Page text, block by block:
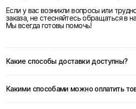
Если у вас возникли вопросы или
заказа, не стесняйтесь обращаться в
Мы всегда готовы помочь!
Какие способы доставки доступны?
Какими способами можно оплатить